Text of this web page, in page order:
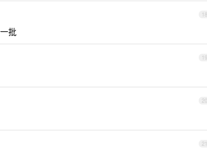
18
批
19
20
21